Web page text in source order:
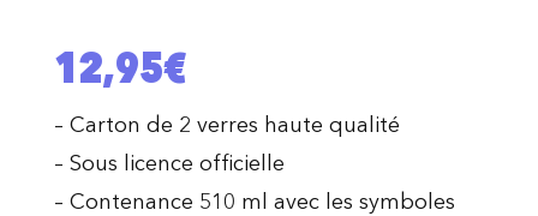
12,95€
– Carton de 2 verres haute qualité
– Sous licence officielle
– Contenance 510 ml avec les symboles